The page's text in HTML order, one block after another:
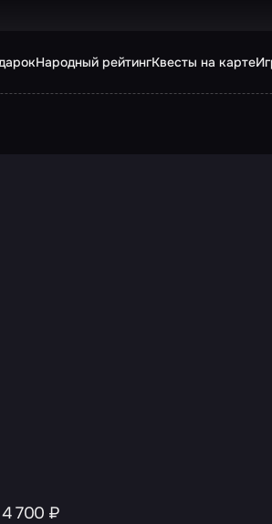
Народный рейтингКвесты на карте
4 700 ₽